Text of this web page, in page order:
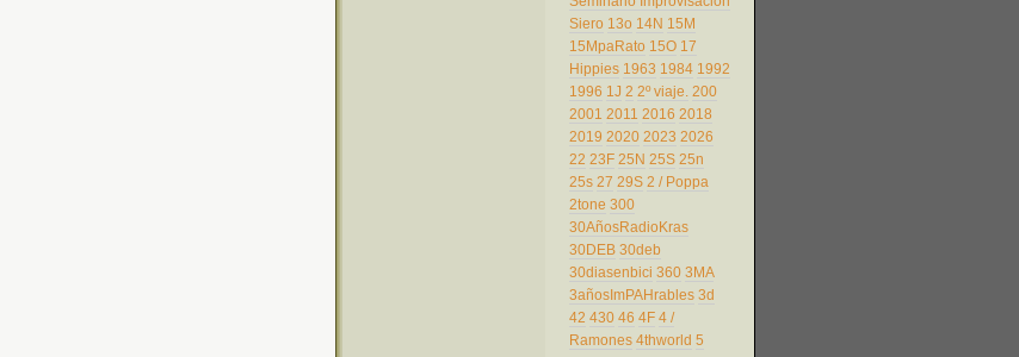
Siero 13o 14N 15M
15MpaRato 15O 17
Hippies 1963 1984 1992
1996 1J 2 2º viaje. 200
2001 2011 2016 2018
2019 2020 2023 2026
22 23F 25N 25S 25n
25s 27 29S 2 / Poppa
2tone 300
30AñosRadioKras
30DEB 30deb
30diasenbici 360 3MA
3añosImPAHrables 3d
42 430 46 4F 4 /
Ramones 4thworld 5